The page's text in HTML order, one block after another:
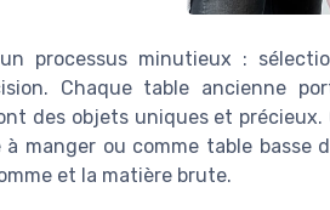
processus minutieux :
Chaque table ancienne
des objets uniques et précieux.
manger ou comme table basse
et la matière brute.